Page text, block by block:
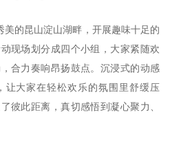
的昆山淀山湖畔，开展趣味十足的
现场划分成四个小组，大家紧随欢
合力奏响昂扬鼓点。沉浸式的动感
让大家在轻松欢乐的氛围里舒缓压
彼此距离，真切感悟到凝心聚力、